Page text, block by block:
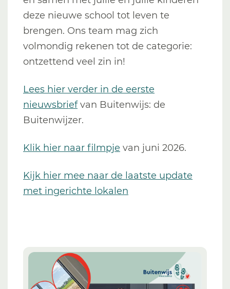
deze nieuwe school tot leven te
brengen. Ons team mag zich
volmondig rekenen tot de categorie:
ontzettend veel zin in!
Lees hier verder in de eerste
nieuwsbriefvan Buitenwijs: de
Buitenwijzer.
Klik hier naar filmpje van juni 2026.
Kijk hier mee naar de laatste update
met ingerichte lokalen